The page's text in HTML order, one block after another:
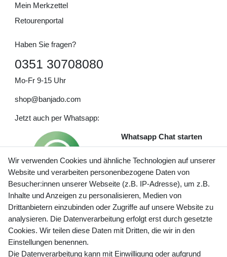
Mein Merkzettel
Retourenportal
Haben Sie fragen?
0351 30708080
Mo-Fr 9-15 Uhr
shop@banjado.com
Jetzt auch per Whatsapp:
Whatsapp Chat starten
Preisangaben inkl. gesetzl. MwSt. und zzgl. Service- und
Versandkosten
Wir verwenden Cookies und ähnliche Technologien auf unserer
Website und verarbeiten personenbezogene Daten von
Besucher:innen unserer Webseite (z.B. IP-Adresse), um z.B.
Inhalte und Anzeigen zu personalisieren, Medien von
Drittanbietern einzubinden oder Zugriffe auf unsere Website zu
analysieren. Die Datenverarbeitung erfolgt erst durch gesetzte
Cookies. Wir teilen diese Daten mit Dritten, die wir in den
Einstellungen benennen.
Die Datenverarbeitung kann mit Einwilligung oder aufgrund